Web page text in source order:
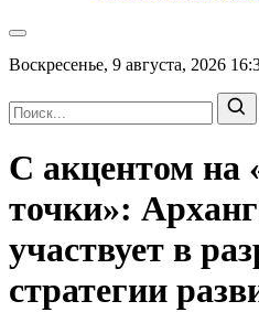
Воскресенье, 9 августа, 2026
С акцентом на
точки»:
участвует в
стратегии